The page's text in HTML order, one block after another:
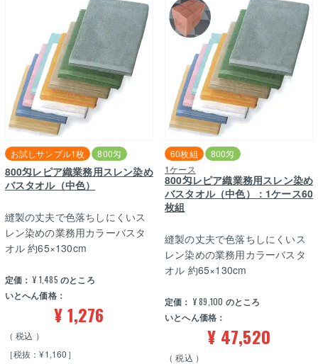
800匁レピア織業務用スレン染め
バスタオル（中色）
お試しサンプル1枚 800匁
定価： ¥ 1,485 のところ
いとへん価格：
¥1,276
税込
［税抜：¥1,160］
縫製の丈夫で色落ちしにくいス
レン染めの業務用カラーバスタ
オル 約65×130cm
1ケース
800匁レピア織業務用スレン染め
バスタオル（中色）：1ケース60
枚組
60枚組 800匁
定価： ¥89,100 のところ
いとへん価格：
¥ 47,520
税込
縫製の丈夫で色落ちしにくいス
レン染めの業務用カラーバスタ
オル 約65×130cm